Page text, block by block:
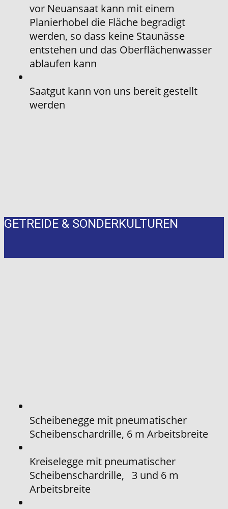
vor Neuansaat kann mit einem
Planierhobel die Fläche begradigt
werden, so dass keine Staunässe
entstehen und das Oberflächenwasser
ablaufen kann
Saatgut kann von uns bereit gestellt
werden
GETREIDE & SONDERKULTUREN
Scheibenegge mit pneumatischer
Scheibenschardrille, 6 m Arbeitsbreite
Kreiselegge mit pneumatischer
Scheibenschardrille, 3 und 6 m
Arbeitsbreite